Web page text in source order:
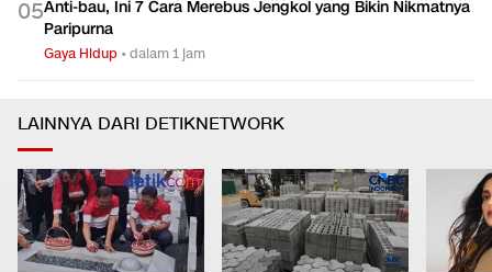
05Anti-bau, Ini 7 Cara Merebus Jengkol yang Bikin Nikmatnya
Paripurna
Gaya Hidup •dalam 1 jam
LAINNYA DARI DETIKNETWORK